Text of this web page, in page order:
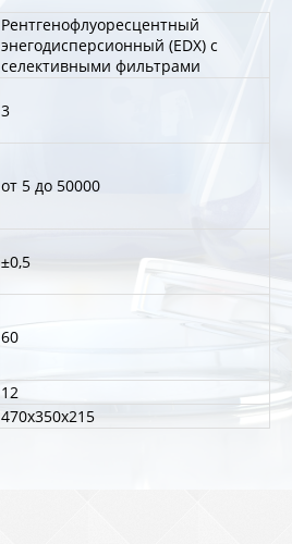
Рентгенофлуоресцентный
энегодисперсионный (EDX) с
селективными фильтрами
3
от 5 до 50000
±0,5
60
12
470х350х215